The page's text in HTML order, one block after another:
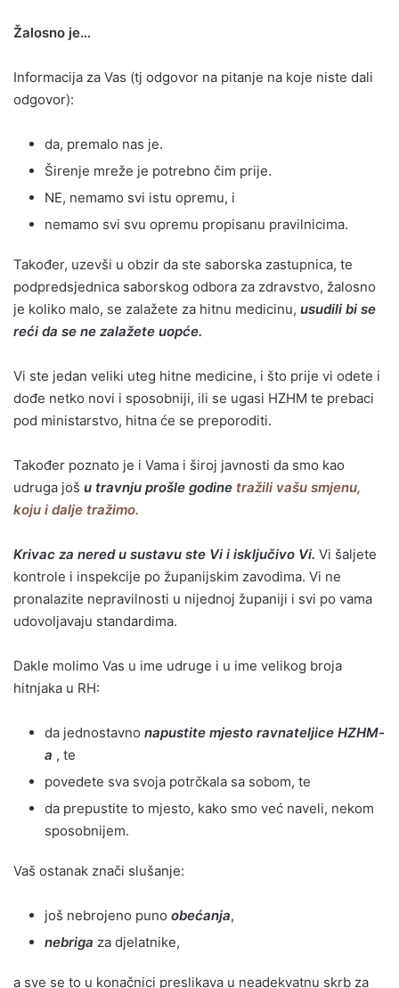
Žalosno je…
Informacija za Vas (tj odgovor na pitanje na koje niste dali
odgovor):
da, premalo nas je.
Širenje mreže je potrebno čim prije.
NE, nemamo svi istu opremu, i
nemamo svi svu opremu propisanu pravilnicima.
Također, uzevši u obzir da ste saborska zastupnica, te
podpredsjednica saborskog odbora za zdravstvo, žalosno
je koliko malo, se zalažete za hitnu medicinu, usudili bi se
reći da se ne zalažete uopće.
Vi ste jedan veliki uteg hitne medicine, i što prije vi odete i
dođe netko novi i sposobniji, ili se ugasi HZHM te prebaci
pod ministarstvo, hitna će se preporoditi.
Također poznato je i Vama i široj javnosti da smo kao
udruga još u travnju prošle godine tražili vašu smjenu,
koju i dalje tražimo.
Krivac za nered u sustavu ste Vi i isključivo Vi. Vi šaljete
kontrole i inspekcije po županijskim zavodima. Vi ne
pronalazite nepravilnosti u nijednoj županiji i svi po vama
udovoljavaju standardima.
Dakle molimo Vas u ime udruge i u ime velikog broja
hitnjaka u RH:
da jednostavno napustite mjesto ravnateljice HZHM-
a , te
povedete sva svoja potrčkala sa sobom, te
da prepustite to mjesto, kako smo već naveli, nekom
sposobnijem.
Vaš ostanak znači slušanje:
još nebrojeno puno obećanja,
nebriga za djelatnike,
a sve se to u konačnici preslikava u neadekvatnu skrb za